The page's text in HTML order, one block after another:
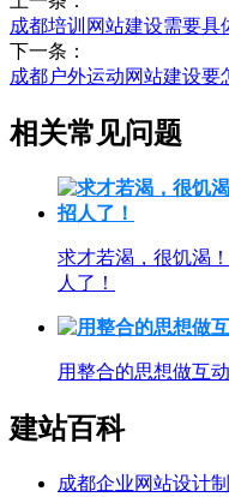
成都培训网站建设需要具
下一条：
成都户外运动网站建设要
相关常见问题
求才若渴，很饥渴
人了！
用整合的思想做互
建站百科
成都企业网站设计